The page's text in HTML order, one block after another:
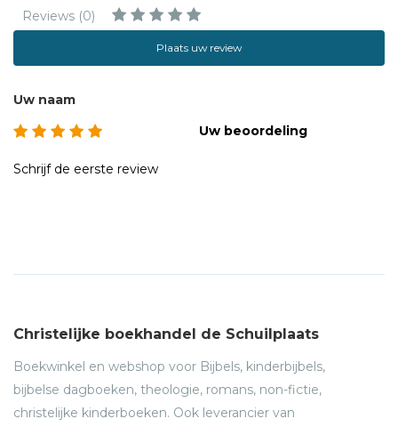
Reviews (0)
Plaats uw review
Uw naam
Uw beoordeling
Schrijf de eerste review
Christelijke boekhandel de Schuilplaats
Boekwinkel en webshop voor Bijbels, kinderbijbels,
bijbelse dagboeken, theologie, romans, non-fictie,
christelijke kinderboeken. Ook leverancier van